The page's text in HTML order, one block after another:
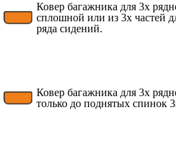
Ковер багажника для 3х
сплошной или из 3х частей
ряда сидений.
Ковер багажника для 3х
только до поднятых спинок